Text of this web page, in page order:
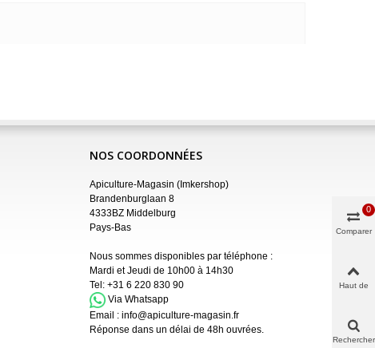
NOS COORDONNÉES
Apiculture-Magasin (Imkershop)
Brandenburglaan 8
4333BZ Middelburg
Pays-Bas
Nous sommes disponibles par téléphone :
Mardi et Jeudi de 10h00 à 14h30
Tel: +31 6 220 830 90
Via Whatsapp
Email : info@apiculture-magasin.fr
Réponse dans un délai de 48h ouvrées.
Comparer
0
Haut de
Rechercher